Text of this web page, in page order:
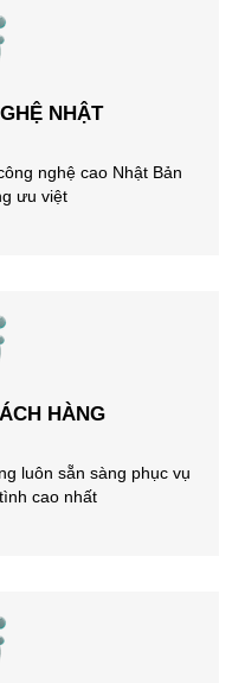
NHẬT
nghệ cao Nhật Bản
ưu việt
HÀNG
luôn sẵn sàng phục vụ
cao nhất